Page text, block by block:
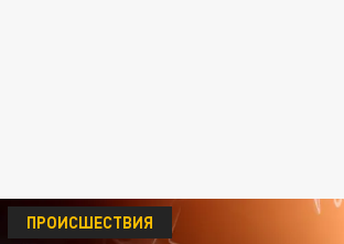
ПРОИСШЕСТВИЯ